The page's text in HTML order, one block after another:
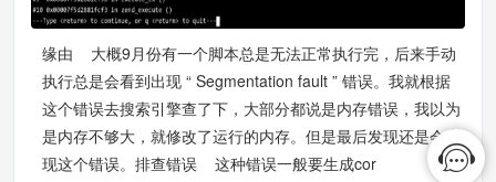
缘由 大概9月份有一个脚本总是无法正常执行完，后来手动
执行总是会看到出现 “ Segmentation fault ” 错误。我就根据
这个错误去搜索引擎查了下，大部分都说是内存错误，我以为
是内存不够大，就修改了运行的内存。但是最后发现还是会出
现这个错误。排查错误 这种错误一般要生成cor